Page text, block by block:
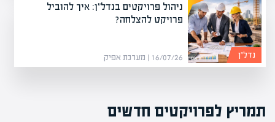
ניהול פרויקטים בנדל"ן: איך להוביל
פרויקט להצלחה?
16/07/26 | מערכת אפיק נדל”ן
תמריץ לפרויקטים חדשים